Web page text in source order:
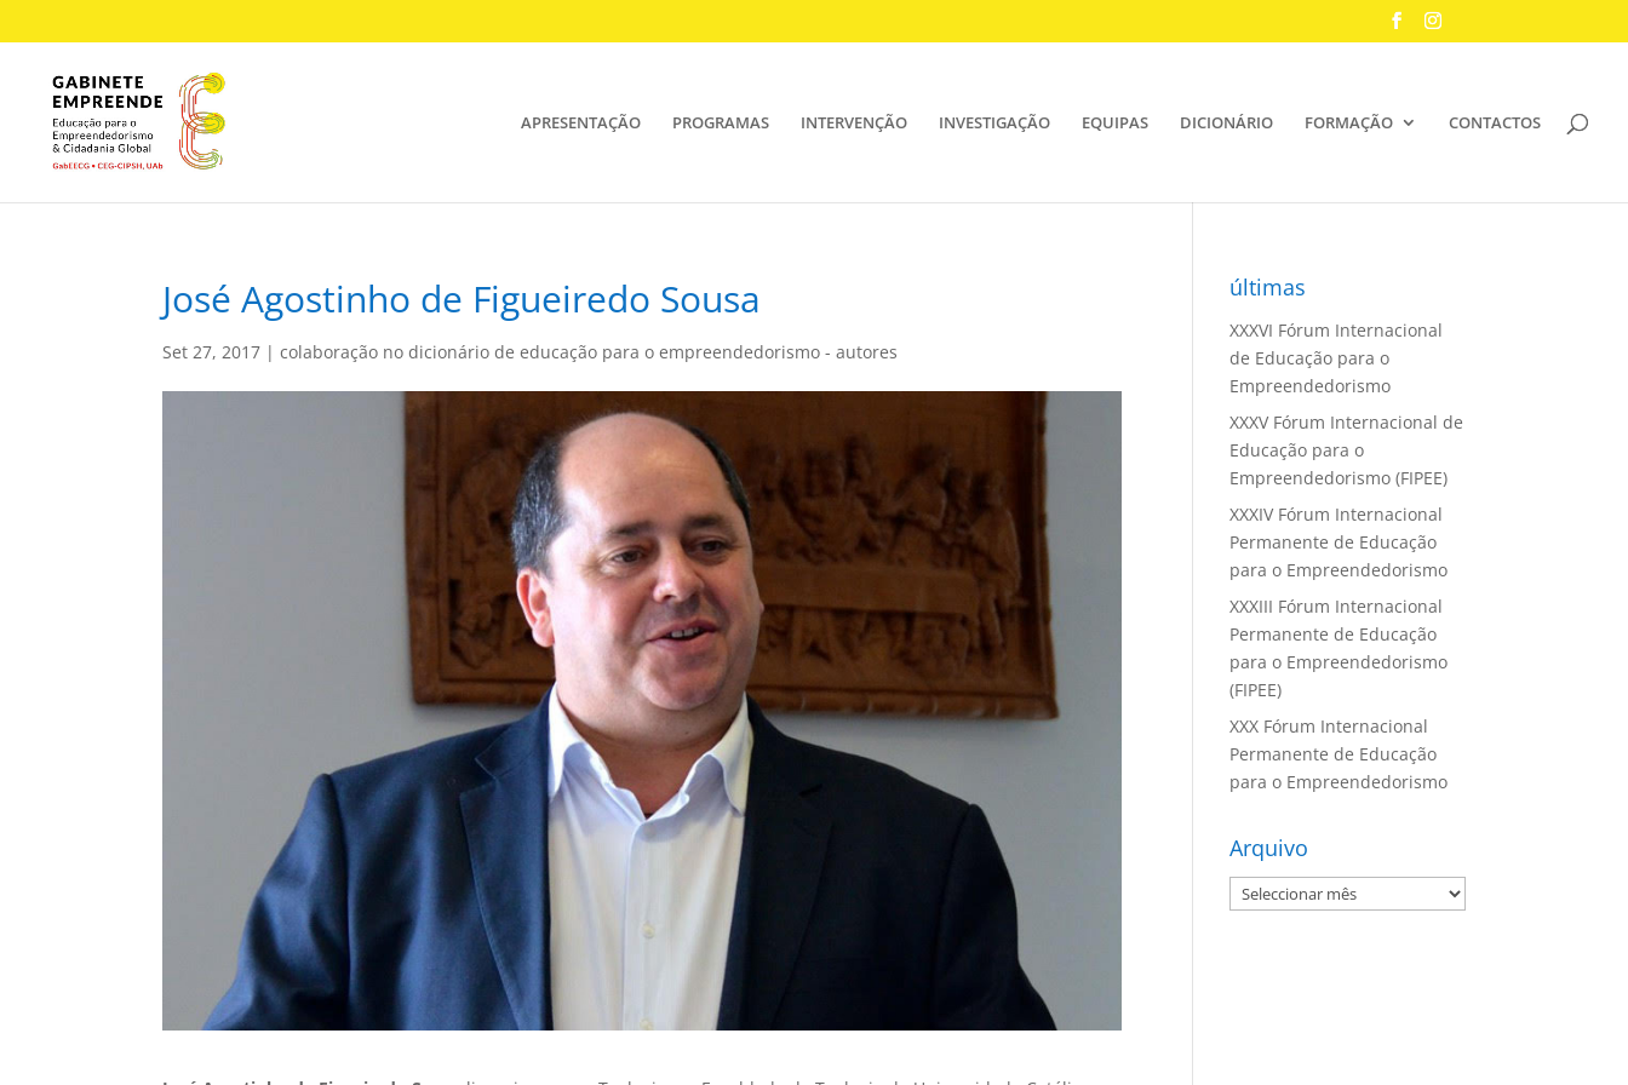
APRESENTAÇÃO PROGRAMAS INTERVENÇÃO INVESTIGAÇÃO EQUIPAS DICIONÁRIO FORMAÇÃO CONTACTOS
José Agostinho de Figueiredo Sousa
Set 27, 2017 |colaboração no dicionário de educação para o empreendedorismo - autores
últimas
XXXVI Fórum Internacional
de Educação para o
Empreendedorismo
XXXV Fórum Internacional de
Educação para o
Empreendedorismo (FIPEE)
XXXIV Fórum Internacional
Permanente de Educação
para o Empreendedorismo
XXXIII Fórum Internacional
Permanente de Educação
para o Empreendedorismo
(FIPEE)
XXX Fórum Internacional
Permanente de Educação
para o Empreendedorismo
Arquivo
Arquivo